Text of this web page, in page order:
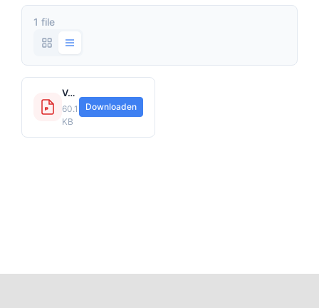
1 file
Verzekeringskaart Bestelautoverzekering WA+Casco Allrisk.pdf
60.15
KB
Downloaden